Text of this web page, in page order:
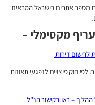
מספר אתרים בישראל המראים
מקסימלי –
לרישום דירות
חוק פיצויים לנפגעי תאונות
– ראו בקישור הנ"ל